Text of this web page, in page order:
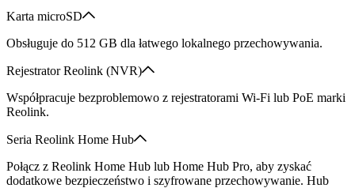
Karta microSD
Obsługuje do 512 GB dla łatwego lokalnego przechowywania.
Rejestrator Reolink (NVR)
Współpracuje bezproblemowo z rejestratorami Wi-Fi lub PoE marki
Reolink.
Seria Reolink Home Hub
Połącz z Reolink Home Hub lub Home Hub Pro, aby zyskać
dodatkowe bezpieczeństwo i szyfrowane przechowywanie. Hub